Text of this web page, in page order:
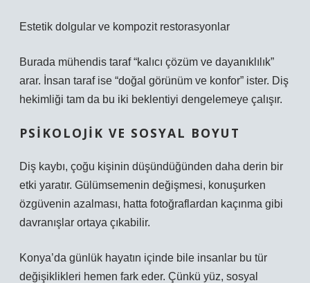
Estetik dolgular ve kompozit restorasyonlar
Burada mühendis taraf “kalıcı çözüm ve dayanıklılık”
arar. İnsan taraf ise “doğal görünüm ve konfor” ister. Diş
hekimliği tam da bu iki beklentiyi dengelemeye çalışır.
PSIKOLOJIK VE SOSYAL BOYUT
Diş kaybı, çoğu kişinin düşündüğünden daha derin bir
etki yaratır. Gülümsemenin değişmesi, konuşurken
özgüvenin azalması, hatta fotoğraflardan kaçınma gibi
davranışlar ortaya çıkabilir.
Konya’da günlük hayatın içinde bile insanlar bu tür
değişiklikleri hemen fark eder. Çünkü yüz, sosyal